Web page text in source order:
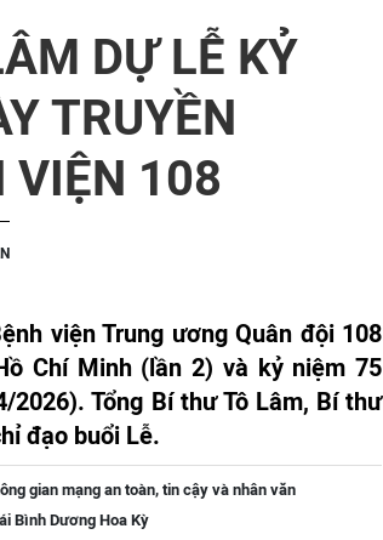
DỰ LỄ KỶ
TRUYỀN
VIỆN 108
viện Trung ương Quân đội 108
Chí Minh (lần 2) và kỷ niệm 75
Tổng Bí thư Tô Lâm, Bí thư
đạo buổi Lễ.
gian mạng an toàn, tin cậy và nhân văn
Bình Dương Hoa Kỳ